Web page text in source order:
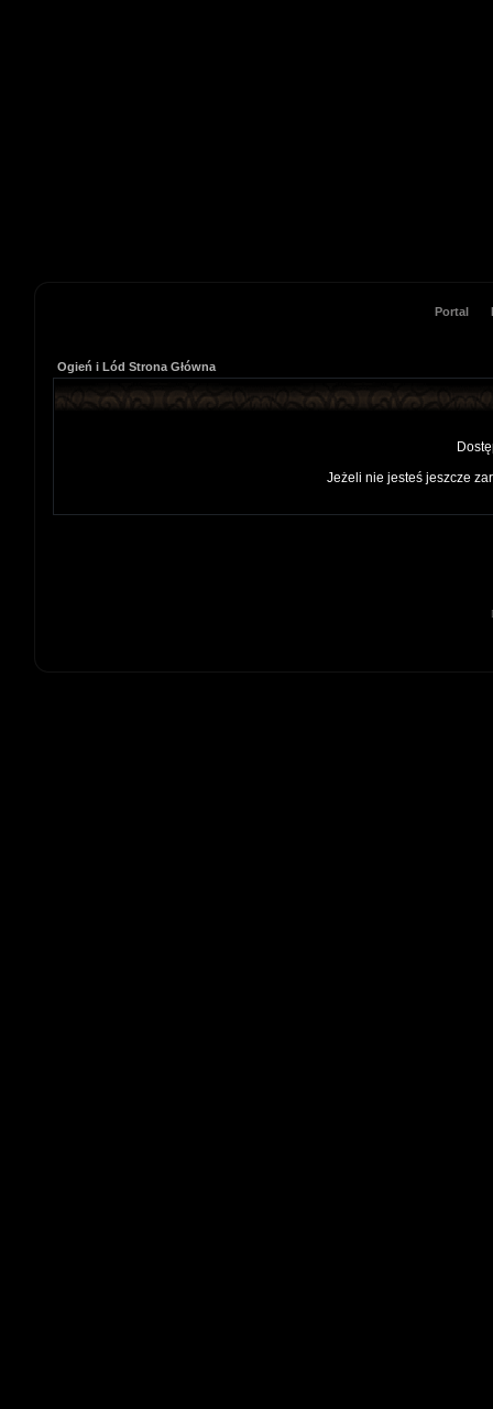
Portal
Ogień i Lód Strona Główna
Jeżeli nie jesteś jeszcze